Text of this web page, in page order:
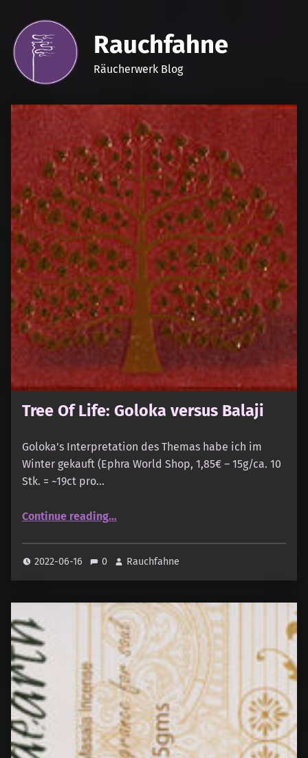
Rauchfahne
Räucherwerk Blog
Tree Of Life: Goloka versus Balaji
Goloka’s Interpretation des Themas habe ich im
Winter gekauft (Ephra World Shop, 1,85€ – 15g/ca. 10
Stk. = ~19ct pro…
Continue reading“Tree Of Life: Goloka versus Balaji”
…
2022-06-16 0 Rauchfahne